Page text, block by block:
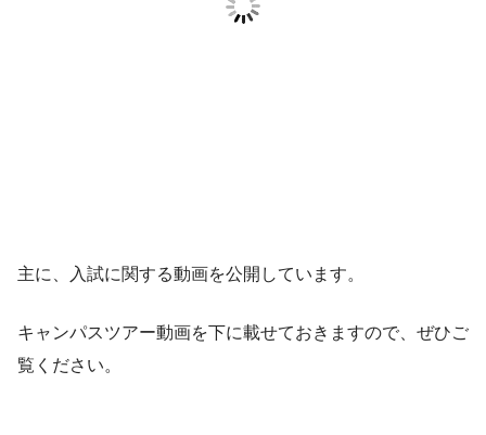
主に、入試に関する動画を公開しています。
キャンパスツアー動画を下に載せておきますので、ぜひご
覧ください。